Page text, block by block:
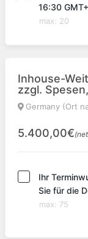
16:30
max: 20
Inhouse-
zzgl.
Germany (Ort
5.400,00€
Ihr
Sie für die
max: 75